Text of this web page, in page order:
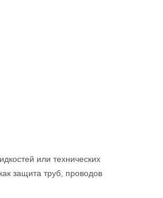
или технических
защита труб, проводов